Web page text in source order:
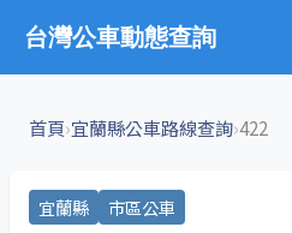
台灣公車動態查詢
首頁›宜蘭縣公車路線查詢›422
宜蘭縣 市區公車